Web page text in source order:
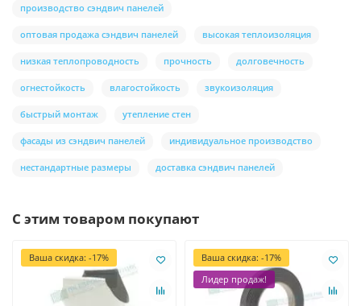
производство сэндвич панелей
оптовая продажа сэндвич панелей высокая теплоизоляция
низкая теплопроводность прочность долговечность
огнестойкость влагостойкость звукоизоляция
быстрый монтаж утепление стен
фасады из сэндвич панелей индивидуальное производство
нестандартные размеры доставка сэндвич панелей
С этим товаром покупают
Ваша скидка: -17%
Ваша скидка: -17%
Лидер продаж!